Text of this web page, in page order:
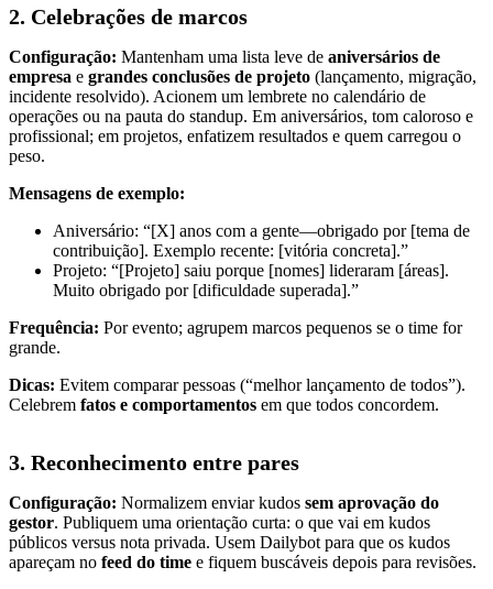
2. Celebrações de marcos
Configuração: Mantenham uma lista leve de aniversários de
empresa e grandes conclusões de projeto (lançamento, migração,
incidente resolvido). Acionem um lembrete no calendário de
operações ou na pauta do standup. Em aniversários, tom caloroso e
profissional; em projetos, enfatizem resultados e quem carregou o
peso.
Mensagens de exemplo:
Aniversário: “[X] anos com a gente—obrigado por [tema de
contribuição]. Exemplo recente: [vitória concreta].”
Projeto: “[Projeto] saiu porque [nomes] lideraram [áreas].
Muito obrigado por [dificuldade superada].”
Frequência: Por evento; agrupem marcos pequenos se o time for
grande.
Dicas: Evitem comparar pessoas (“melhor lançamento de todos”).
Celebrem fatos e comportamentos em que todos concordem.
3. Reconhecimento entre pares
Configuração: Normalizem enviar kudos sem aprovação do
gestor. Publiquem uma orientação curta: o que vai em kudos
públicos versus nota privada. Usem Dailybot para que os kudos
apareçam no feed do time e fiquem buscáveis depois para revisões.